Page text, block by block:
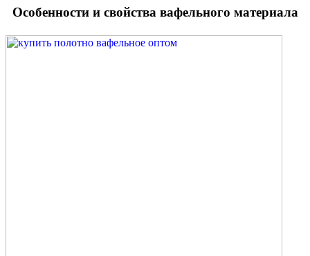
Особенности и свойства вафельного материала